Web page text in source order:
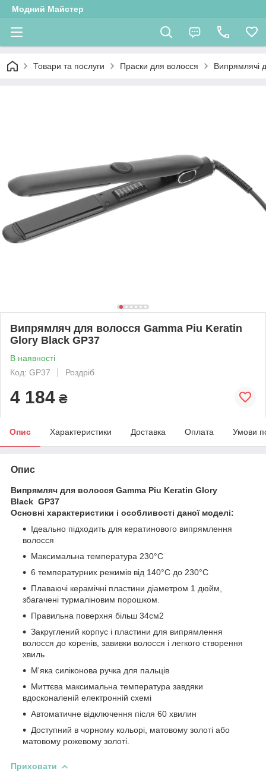
Модний Майстер
Товари та послуги Праски для волосся Випрямлячі
Випрямляч для волосся Gamma Piu Keratin
Glory Black GP37
В наявності
Код: GP37
Роздріб
4 184 ₴
Опис Характеристики Доставка Оплата Умови
Опис
Випрямляч для волосся Gamma Piu Keratin Glory
Black GP37
Основні характеристики і особливості даної моделі:
Ідеально підходить для кератинового випрямлення
волосся
Максимальна температура 230°C
6 температурних режимів від 140°C до 230°C
Плаваючі керамічні пластини діаметром 1 дюйм,
збагачені турмаліновим порошком.
Правильна поверхня більш 34см2
Закруглений корпус і пластини для випрямлення
волосся до коренів, завивки волосся і легкого створення
хвиль
М'яка силіконова ручка для пальців
Миттєва максимальна температура завдяки
вдосконаленій електронній схемі
Автоматичне відключення після 60 хвилин
Доступний в чорному кольорі, матовому золоті або
матовому рожевому золоті.
Приховати